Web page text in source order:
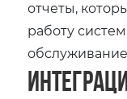
отчеты,
работу